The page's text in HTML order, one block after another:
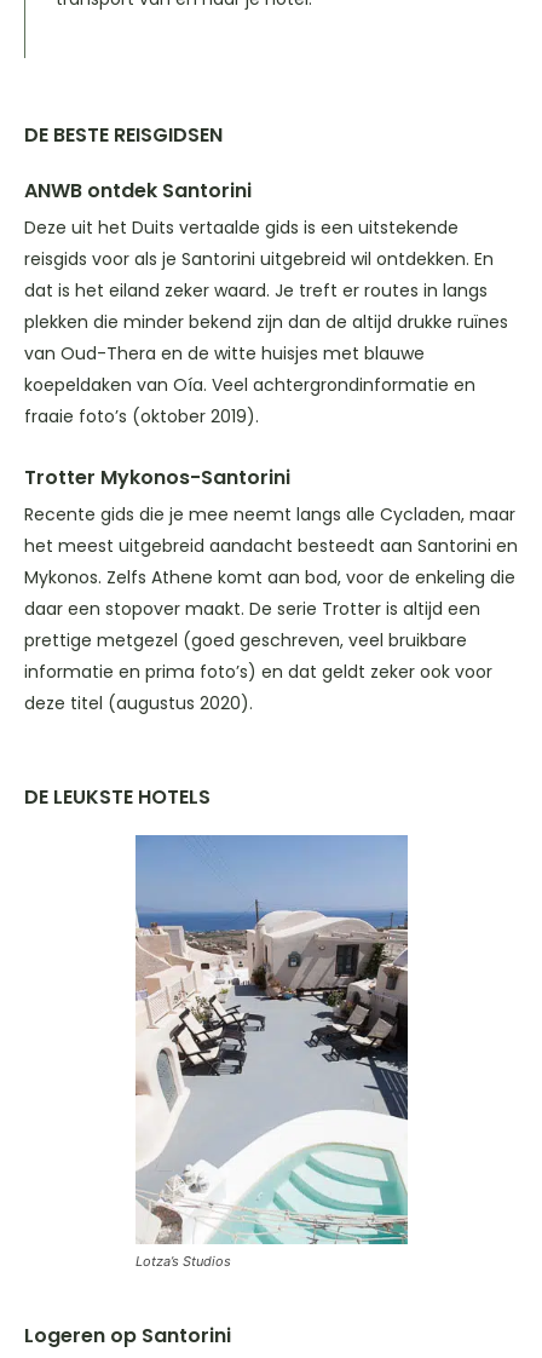
DE BESTE REISGIDSEN
ANWB ontdek Santorini
Deze uit het Duits vertaalde gids is een uitstekende
reisgids voor als je Santorini uitgebreid wil ontdekken. En
dat is het eiland zeker waard. Je treft er routes in langs
plekken die minder bekend zijn dan de altijd drukke ruïnes
van Oud-Thera en de witte huisjes met blauwe
koepeldaken van Oía. Veel achtergrondinformatie en
fraaie foto’s (oktober 2019).
Trotter Mykonos-Santorini
Recente gids die je mee neemt langs alle Cycladen, maar
het meest uitgebreid aandacht besteedt aan Santorini en
Mykonos. Zelfs Athene komt aan bod, voor de enkeling die
daar een stopover maakt. De serie Trotter is altijd een
prettige metgezel (goed geschreven, veel bruikbare
informatie en prima foto’s) en dat geldt zeker ook voor
deze titel (augustus 2020).
DE LEUKSTE HOTELS
Lotza’s Studios
Logeren op Santorini